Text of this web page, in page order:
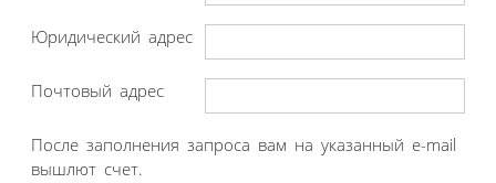
Юридический адрес
Почтовый адрес
После заполнения запроса вам на указанный e-mail
вышлют счет.